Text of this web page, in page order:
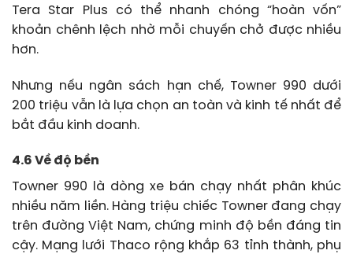
Tera Star Plus có thể nhanh chóng “hoàn vốn”
khoản chênh lệch nhờ mỗi chuyến chở được nhiều
hơn.
Nhưng nếu ngân sách hạn chế, Towner 990 dưới
200 triệu vẫn là lựa chọn an toàn và kinh tế nhất để
bắt đầu kinh doanh.
4.6 Về độ bền
Towner 990 là dòng xe bán chạy nhất phân khúc
nhiều năm liền. Hàng triệu chiếc Towner đang chạy
trên đường Việt Nam, chứng minh độ bền đáng tin
cậy. Mạng lưới Thaco rộng khắp 63 tỉnh thành, phụ